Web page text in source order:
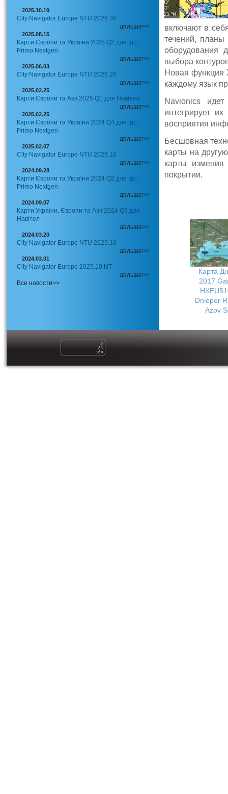
2025.10.19
City Navigator Europe NTU 2026.30
дальше>>
2025.08.15
Карти Європи та України 2025 Q2 для Igo
Primo Nextgen
дальше>>
2025.06.03
City Navigator Europe NTU 2026.20
дальше>>
2025.02.25
Карти Європи та Азії 2025 Q1 для Навітел
дальше>>
2025.02.25
Карти Європи та України 2024 Q4 для Igo
Primo Nextgen
дальше>>
2025.02.07
City Navigator Europe NTU 2026.10
дальше>>
2024.09.28
Карти Європи та України 2024 Q2 для Igo
Primo Nextgen
дальше>>
2024.09.07
Карти України, Європи та Азії 2024 Q3 для
Навітел
дальше>>
2024.03.20
City Navigator Europe NTU 2025.10
дальше>>
2024.03.01
City Navigator Europe 2025.10 NT
дальше>>
Все новости>>
включают в
течений, планы
оборудования
выбора
Новая функция
каждому язык
Navionics
интегрирует
восприятия
Бесшовная
карты на
карты
покрытии.
Карта
2017
Dnieper
Azov